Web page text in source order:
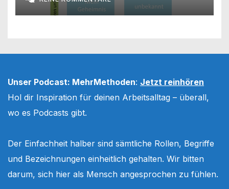
Unser Podcast: MehrMethoden: Jetzt reinhören
Hol dir Inspiration für deinen Arbeitsalltag – überall,
wo es Podcasts gibt.
Der Einfachheit halber sind sämtliche Rollen, Begriffe
und Bezeichnungen einheitlich gehalten. Wir bitten
darum, sich hier als Mensch angesprochen zu fühlen.